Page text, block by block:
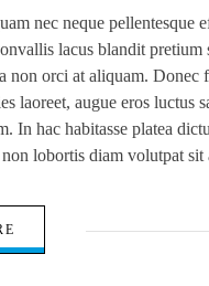
nec neque pellentesque
lacus blandit pretium
non orci at aliquam. Donec
laoreet, augue eros luctus
In hac habitasse platea
lobortis diam volutpat sit